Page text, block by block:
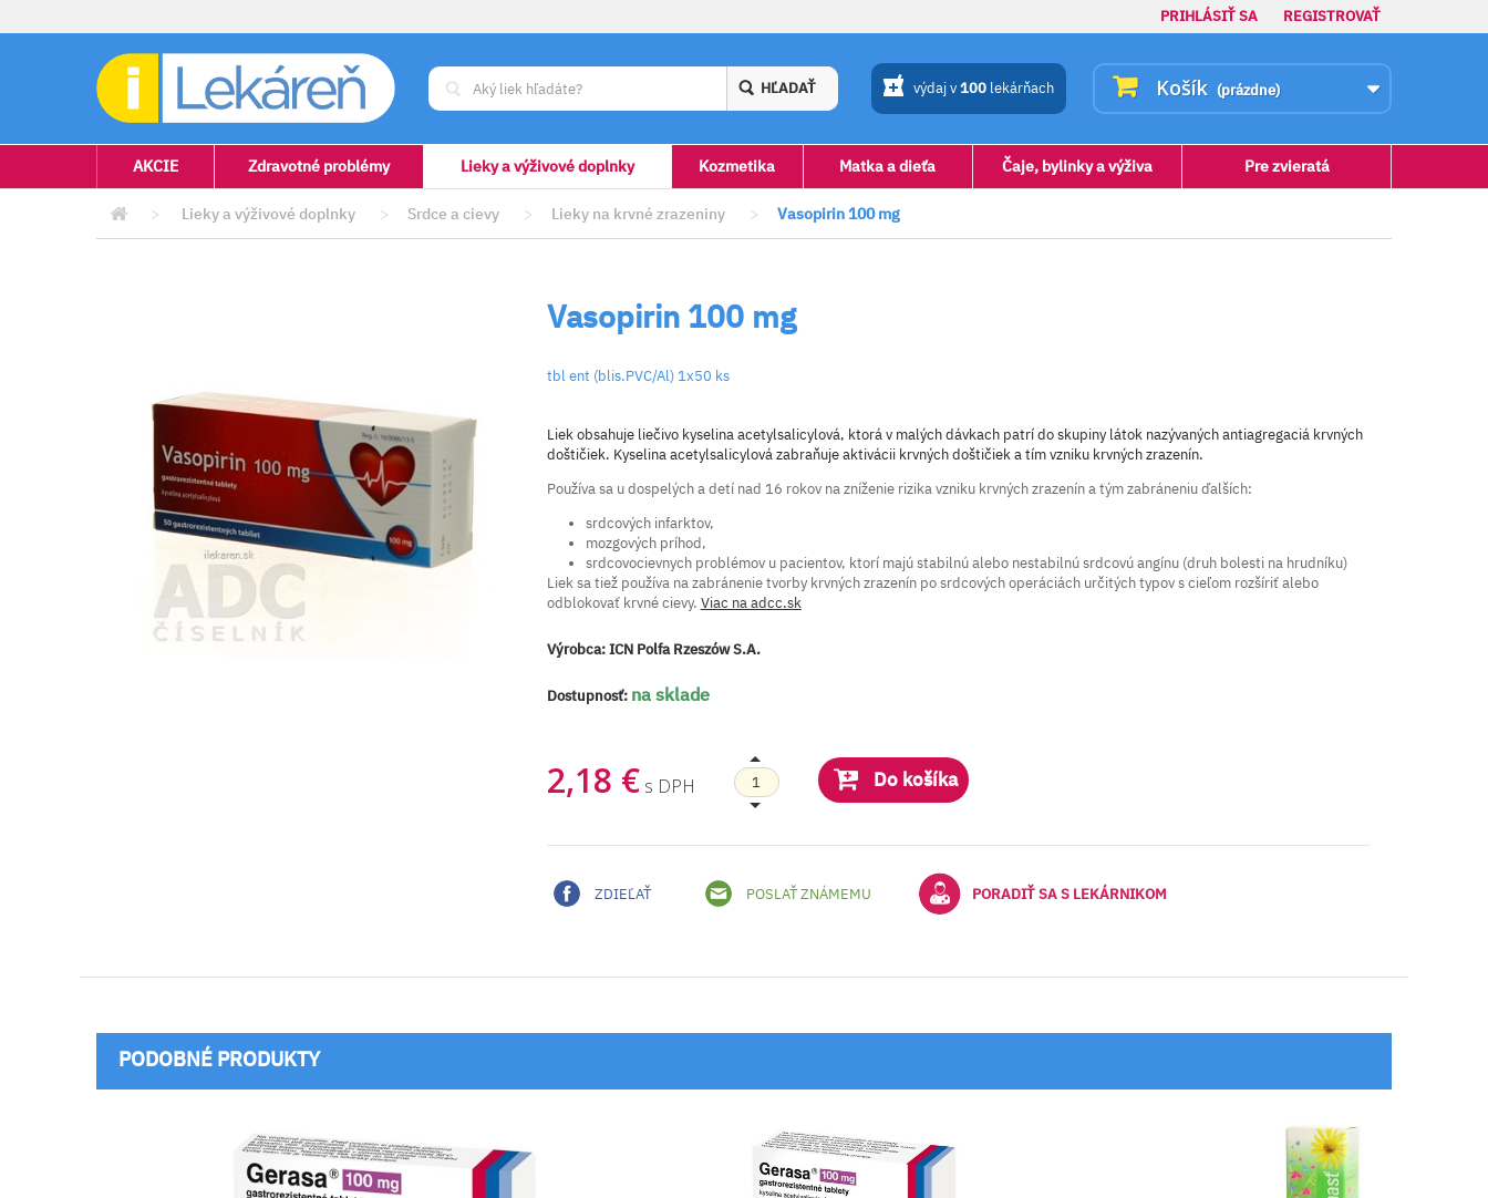
PRIHLÁSIŤ SA REGISTROVAŤ
Košík (prázdne)
HĽADAŤ výdaj v100 lekárňach
AKCIE Zdravotné problémy Lieky a výživové doplnky Kozmetika Matka a dieťa Čaje, bylinky a výživa Pre zvieratá
> Lieky a výživové doplnky > Srdce a cievy > Lieky na krvné zrazeniny > Vasopirin 100 mg
Vasopirin 100 mg
tbl ent (blis.PVC/Al) 1x50 ks
Liek obsahuje liečivo kyselina acetylsalicylová, ktorá v malých dávkach patrí do skupiny látok nazývaných antiagregaciá krvných
doštičiek. Kyselina acetylsalicylová zabraňuje aktivácii krvných doštičiek a tím vzniku krvných zrazenín.
Používa sa u dospelých a detí nad 16 rokov na zníženie rizika vzniku krvných zrazenín a tým zabráneniu ďalších:
srdcových infarktov,
mozgových príhod,
srdcovocievnych problémov u pacientov, ktorí majú stabilnú alebo nestabilnú srdcovú angínu (druh bolesti na hrudníku)
Liek sa tiež používa na zabránenie tvorby krvných zrazenín po srdcových operáciách určitých typov s cieľom rozšíriť alebo
odblokovať krvné cievy. Viac na adcc.sk
Výrobca:ICN Polfa Rzeszów S.A.
Dostupnosť: na sklade
2,18 € s DPH Do košíka
ZDIEĽAŤ POSLAŤ ZNÁMEMU PORADIŤ SA S LEKÁRNIKOM
PODOBNÉ PRODUKTY